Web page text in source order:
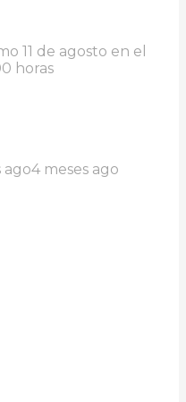
11 de agosto en el
horas
ago4 meses ago